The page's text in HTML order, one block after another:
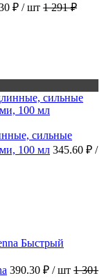
₽ / шт 1 291 ₽
сильные
100 мл 345.60 ₽ /
Быстрый
390.30 ₽ / шт 1 301